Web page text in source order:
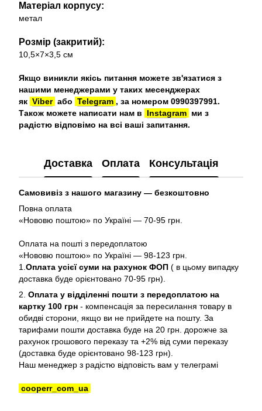
Матеріал корпусу:
метал
Розмір (закритий):
10,5×7×3,5 см
Якщо виникли якісь питання можете зв'язатися з
нашими менеджерами у таких месенджерах
як Viber або Telegram , за номером 0990397991.
Також можете написати нам в
Instagram ми з
радістю відповімо на всі ваші запитання.
Доставка Оплата Консультація
Самовивіз з нашого магазину — безкоштовно
Повна оплата
«Нововю поштою» по Україні — 70-95 грн.
Оплата на пошті з передоплатою
«Нововю поштою» по Україні — 98-123 грн.
1. Оплата усієї суми на рахунок ФОП ( в цьому випадку
доставка буде орієнтовано 70-95 грн).
2. Оплата у відділенні пошти з передоплатою на
картку 100 грн - компенсація за пересилання товару в
обидві сторони, якщо ви не прийдете на пошту. За
тарифами пошти доставка буде на 20 грн. дорожче за
рахунок грошового переказу та +2% від суми переказу
(доставка буде орієнтовано 98-123 грн).
Наш менеджер з радістю відповість вам у телеграмі
cooperr_com_ua